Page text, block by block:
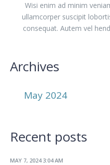
Wisi enim ad minim
ullamcorper suscipit
consequat. Autem vel
Archives
May 2024
Recent posts
MAY 7, 2024 3:04 AM